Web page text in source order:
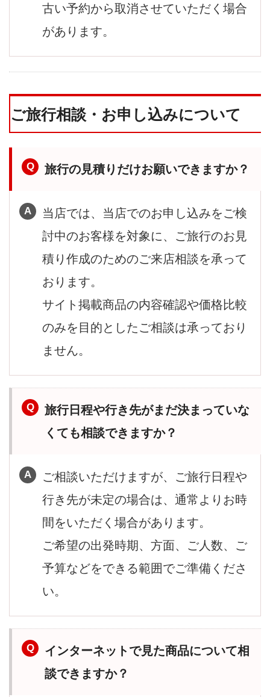
古い予約から取消させていただく場合
があります。
ご旅行相談・お申し込みについて
旅行の見積りだけお願いできますか？
当店では、当店でのお申し込みをご検
討中のお客様を対象に、ご旅行のお見
積り作成のためのご来店相談を承って
おります。
サイト掲載商品の内容確認や価格比較
のみを目的としたご相談は承っており
ません。
旅行日程や行き先がまだ決まっていな
くても相談できますか？
ご相談いただけますが、ご旅行日程や
行き先が未定の場合は、通常よりお時
間をいただく場合があります。
ご希望の出発時期、方面、ご人数、ご
予算などをできる範囲でご準備くださ
い。
インターネットで見た商品について相
談できますか？